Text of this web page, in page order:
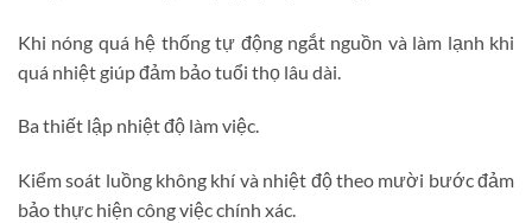
Khi nóng quá hệ thống tự động ngắt nguồn và làm lạnh khi
quá nhiệt giúp đảm bảo tuổi thọ lâu dài.
Ba thiết lập nhiệt độ làm việc.
Kiểm soát luồng không khí và nhiệt độ theo mười bước đảm
bảo thực hiện công việc chính xác.